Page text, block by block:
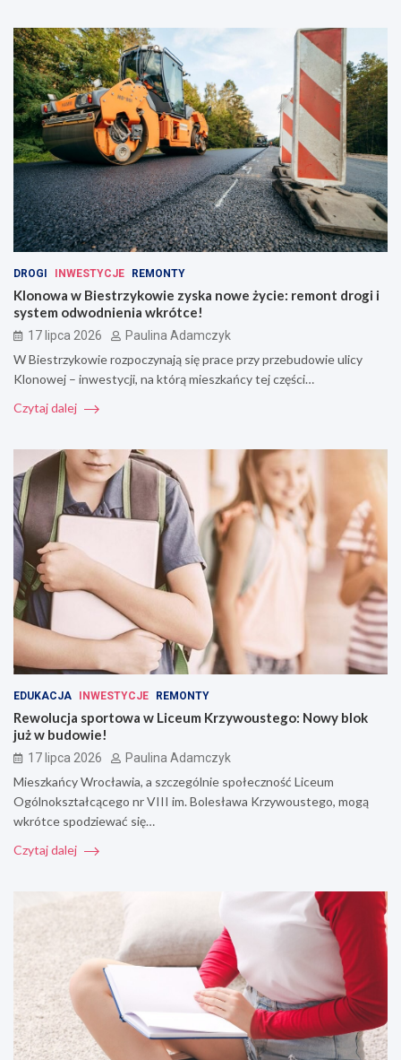
DROGI INWESTYCJE REMONTY
Klonowa w Biestrzykowie zyska nowe życie: remont drogi i
system odwodnienia wkrótce!
17 lipca 2026 Paulina Adamczyk
W Biestrzykowie rozpoczynają się prace przy przebudowie ulicy
Klonowej – inwestycji, na którą mieszkańcy tej części…
Czytaj dalej
EDUKACJA INWESTYCJE REMONTY
Rewolucja sportowa w Liceum Krzywoustego: Nowy blok
już w budowie!
17 lipca 2026 Paulina Adamczyk
Mieszkańcy Wrocławia, a szczególnie społeczność Liceum
Ogólnokształcącego nr VIII im. Bolesława Krzywoustego, mogą
wkrótce spodziewać się…
Czytaj dalej